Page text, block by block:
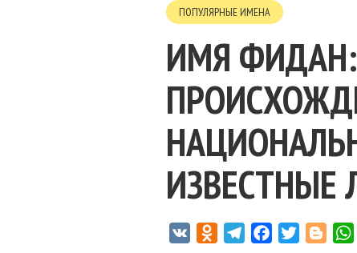
ПОПУЛЯРНЫЕ ИМЕНА
ИМЯ
ИЗВЕСТНЫЕ
VK Odnoklassniki
TelegramFacebookTwitter